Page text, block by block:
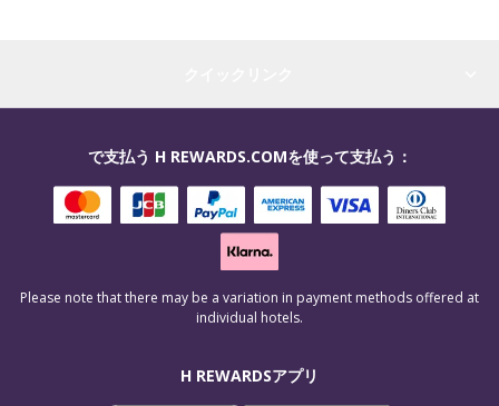
H REWARDSアプリ
で支払う H REWARDS.COMを使って支払う：
Please note that there may be a variation in payment methods offered at
individual hotels.